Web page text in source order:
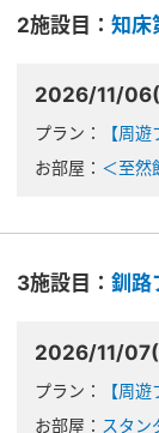
2施設目： 知床
2026/11/06(
プラン：
【周
お部屋： ＜至然
3施設目： 釧路
2026/11/07(
プラン：
【周
お部屋： スタン